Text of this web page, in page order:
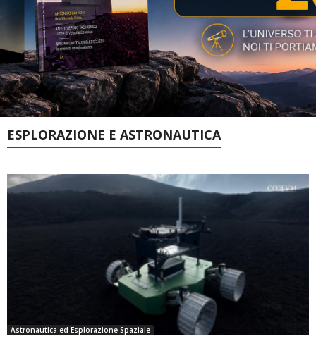
ESPLORAZIONE E ASTRONAUTICA
Astronautica ed Esplorazione Spaziale